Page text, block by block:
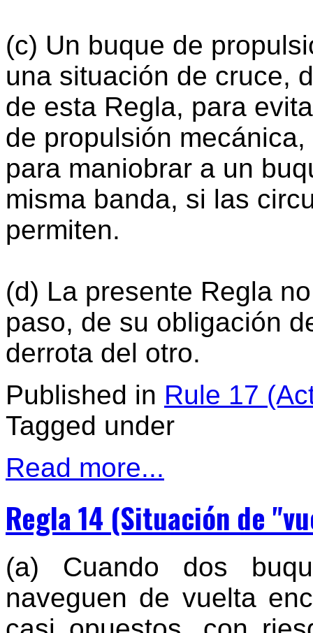
(c) Un buque de
una situación de cruce,
de esta Regla, para
de propulsión
para maniobrar a un
misma banda, si las
permiten.
(d) La presente Regla
paso, de su obligación
derrota del otro.
Published in Rule 17
Tagged under
Read more...
Regla 14 (Situación de
(a) Cuando dos
naveguen de vuelta